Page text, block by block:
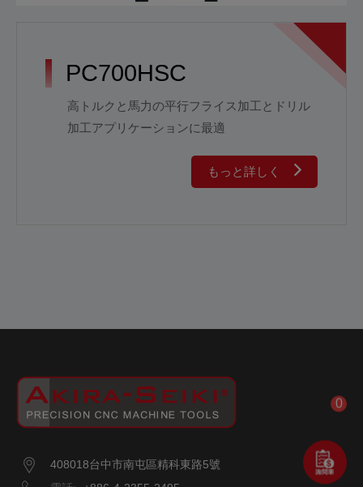
PC700HSC
高トルクと馬力の平行フライス加工とドリル
加工アプリケーションに最適
もっと詳しく
408018台中市南屯區 精科東路5號
0